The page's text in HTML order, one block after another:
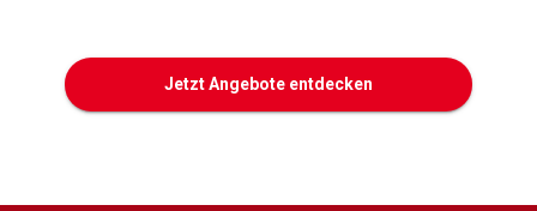
Jetzt Angebote entdecken